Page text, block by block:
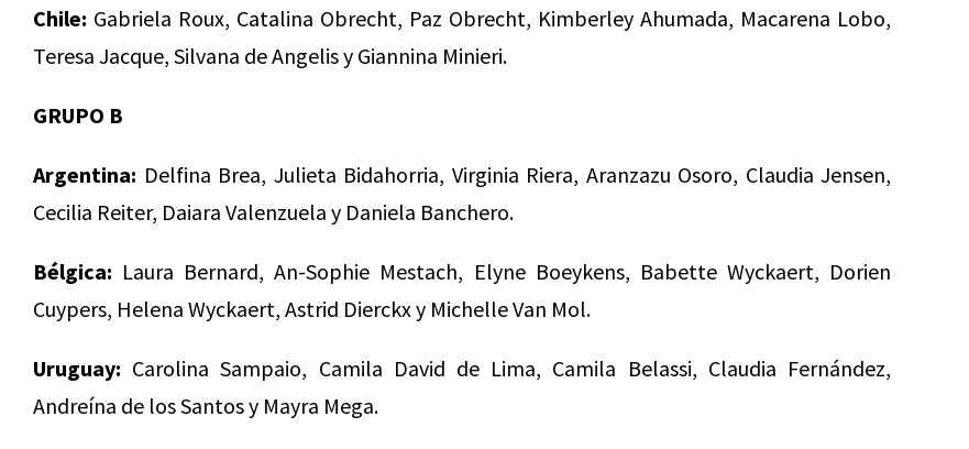
Chile: Gabriela Roux, Catalina Obrecht, Paz Obrecht, Kimberley Ahumada, Macarena Lobo,
Teresa Jacque, Silvana de Angelis y Giannina Minieri.
GRUPO B
Argentina: Delfina Brea, Julieta Bidahorria, Virginia Riera, Aranzazu Osoro, Claudia Jensen,
Cecilia Reiter, Daiara Valenzuela y Daniela Banchero.
Bélgica: Laura Bernard, An-Sophie Mestach, Elyne Boeykens, Babette Wyckaert, Dorien
Cuypers, Helena Wyckaert, Astrid Dierckx y Michelle Van Mol.
Uruguay: Carolina Sampaio, Camila David de Lima, Camila Belassi, Claudia Fernández,
Andreína de los Santos y Mayra Mega.